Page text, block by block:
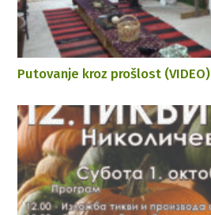
Putovanje kroz prošlost (VIDEO)